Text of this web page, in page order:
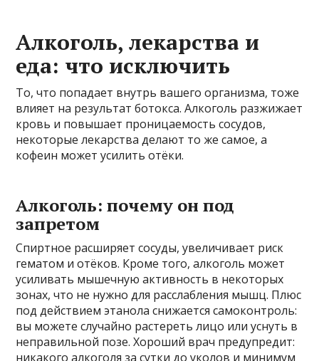
Алкоголь, лекарства и
еда: что исключить
То, что попадает внутрь вашего организма, тоже
влияет на результат ботокса. Алкоголь разжижает
кровь и повышает проницаемость сосудов,
некоторые лекарства делают то же самое, а
кофеин может усилить отёки.
Алкоголь: почему он под
запретом
Спиртное расширяет сосуды, увеличивает риск
гематом и отёков. Кроме того, алкоголь может
усиливать мышечную активность в некоторых
зонах, что не нужно для расслабления мышц. Плюс
под действием этанола снижается самоконтроль:
вы можете случайно растереть лицо или уснуть в
неправильной позе. Хороший врач предупредит:
никакого алкоголя за сутки до уколов и минимум